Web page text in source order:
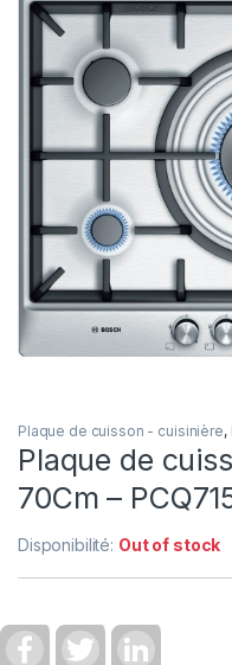
Plaque de cuisson - cuisinière,
Plaque de
70Cm –
Disponibilité: Out of stock